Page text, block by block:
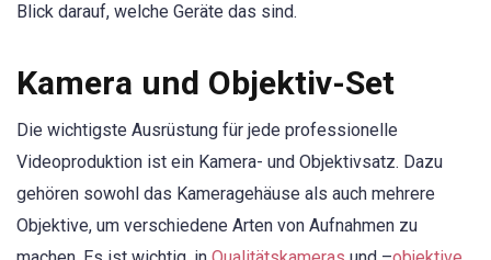
Blick darauf, welche Geräte das sind.
Kamera und Objektiv-Set
Die wichtigste Ausrüstung für jede professionelle
Videoproduktion ist ein Kamera- und Objektivsatz. Dazu
gehören sowohl das Kameragehäuse als auch mehrere
Objektive, um verschiedene Arten von Aufnahmen zu